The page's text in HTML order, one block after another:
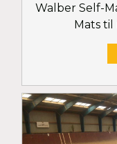
Walber Self-
Mats